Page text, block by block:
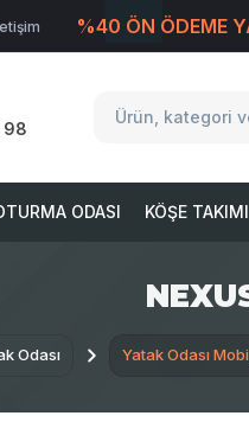
%40 ÖN ÖDEME
98
ODASI KÖŞE TAKIMI
Odası Yatak Odası
T-Soft E-